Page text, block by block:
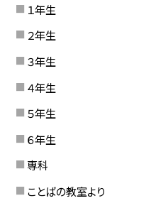
１年生
２年生
３年生
４年生
５年生
６年生
専科
ことばの教室より